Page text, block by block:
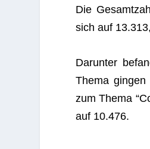
Die
sich auf
Dar­un­ter
Thema
zum Thema
auf 10.476.